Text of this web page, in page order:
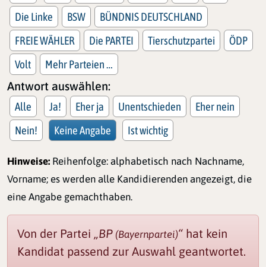
Die Linke
BSW
BÜNDNIS DEUTSCHLAND
FREIE WÄHLER
Die PARTEI Tierschutzpartei
ÖDP
Volt
Mehr Parteien …
Antwort auswählen:
Alle Ja! Eher ja Unentschieden
Eher nein
Nein!
Keine Angabe Ist wichtig
Hinweise: Reihenfolge: alphabetisch nach Nachname,
Vorname; es werden alle Kandidierenden angezeigt, die
eine Angabe gemachthaben.
Von der Partei „BP (Bayernpartei)“ hat kein
Kandidat passend zur Auswahl geantwortet.